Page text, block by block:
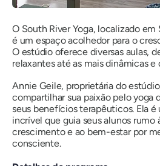
O South River Yoga, localizado
é um espaço acolhedor para o
O estúdio oferece diversas aulas,
relaxantesaté as mais dinâmicase
Annie Geile, proprietária do
compartilhar sua paixão pelo yoga
seus benefícios terapêuticos. Ela é
incrível que guia seus alunos rumo
crescimento e ao bem-estar por
consciente.